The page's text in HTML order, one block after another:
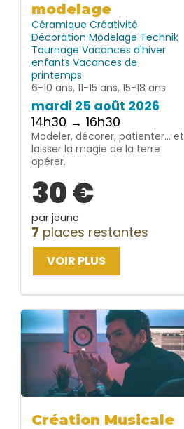
modelage
Céramique Créativité
Décoration Modelage Technik
Tournage Vacances d'hiver
enfants Vacances de
printemps
6-10 ans, 11-15 ans, 15-18 ans
mardi 25 août 2026
14h30 → 16h30
Modeler, décorer, patienter… et
laisser la magie de la terre
opérer.
30 €
par jeune
7 places restantes
VOIR PLUS
Création Musicale